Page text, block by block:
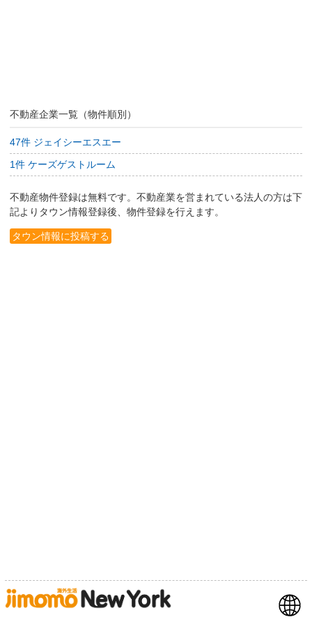
不動産企業一覧（物件順別）
47件 ジェイシーエスエー
1件 ケーズゲストルーム
不動産物件登録は無料です。不動産業を営まれている法人の方は下
記よりタウン情報登録後、物件登録を行えます。
タウン情報に投稿する